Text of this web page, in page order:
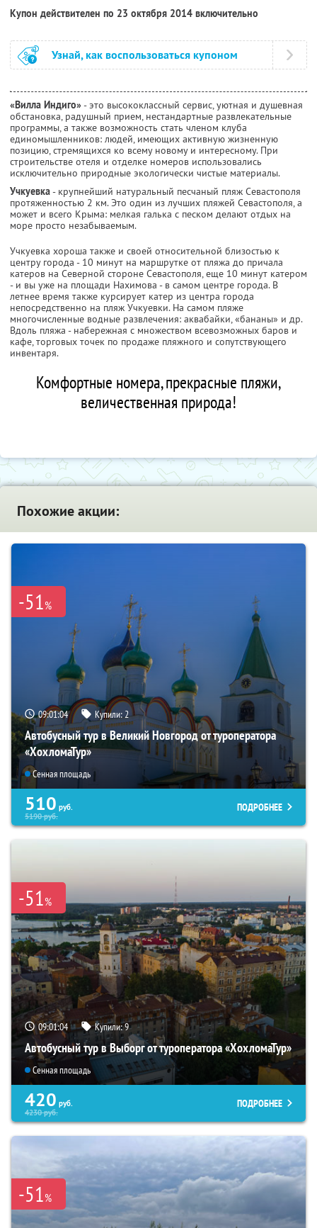
Купон действителен по 23 октября 2014 включительно
Узнай, как воспользоваться купоном
«Вилла Индиго»- это высококлассный сервис, уютная и душевная
обстановка, радушный прием, нестандартные развлекательные
программы, а также возможность стать членом клуба
единомышленников: людей, имеющих активную жизненную
позицию, стремящихся ко всему новому и интересному. При
строительстве отеля и отделке номеров использовались
исключительно природные экологически чистые материалы.
Учкуевка- крупнейший натуральный песчаный пляж Севастополя
протяженностью 2 км. Это один из лучших пляжей Севастополя, а
может и всего Крыма: мелкая галька с песком делают отдых на
море просто незабываемым.
Учкуевка хороша также и своей относительной близостью к
центру города - 10 минут на маршрутке от пляжа до причала
катеров на Северной стороне Севастополя, еще 10 минут катером
- и вы уже на площади Нахимова - в самом центре города. В
летнее время также курсирует катер из центра города
непосредственно на пляж Учкуевки. На самом пляже
многочисленные водные развлечения: аквабайки, «бананы» и др.
Вдоль пляжа - набережная с множеством всевозможных баров и
кафе, торговых точек по продаже пляжного и сопутствующего
инвентаря.
Комфортные номера, прекрасные пляжи,
величественная природа!
Похожие акции:
-51%
09:01:02 Купили:2
Автобусный тур в Великий Новгород от туроператора
«ХохломаТур»
Сенная площадь
510 руб.
5190руб.
ПОДРОБНЕЕ
-51%
09:01:02 Купили:9
Автобусный тур в Выборг от туроператора «ХохломаТур»
Сенная площадь
420 руб.
4230руб.
ПОДРОБНЕЕ
-51%